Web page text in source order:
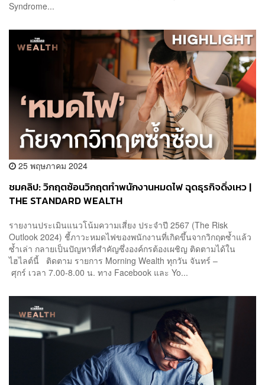
Syndrome...
25 พฤษภาคม 2024
ชมคลิป: วิกฤตซ้อนวิกฤตทำพนักงานหมดไฟ ฉุดธุรกิจดิ่งเหว |
THE STANDARD WEALTH
รายงานประเมินแนวโน้มความเสี่ยง ประจำปี 2567 (The Risk
Outlook 2024) ชี้ภาวะหมดไฟของพนักงานที่เกิดขึ้นจากวิกฤตซ้ำแล้ว
ซ้ำเล่า กลายเป็นปัญหาที่สำคัญซึ่งองค์กรต้องเผชิญ ติดตามได้ใน
ไฮไลต์นี้ ติดตาม รายการ Morning Wealth ทุกวัน จันทร์ –
ศุกร์ เวลา 7.00-8.00 น. ทาง Facebook และ Yo...